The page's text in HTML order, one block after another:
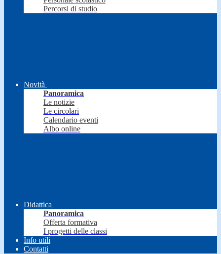
Percorsi di studio
Novità
Panoramica
Le notizie
Le circolari
Calendario eventi
Albo online
Didattica
Panoramica
Offerta formativa
I progetti delle classi
Info utili
Contatti